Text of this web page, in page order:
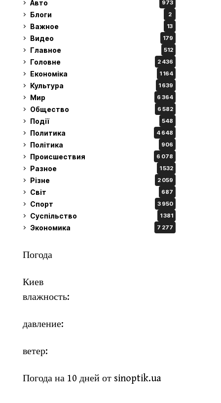
Авто 973
Блоги 2
Важное 13
Видео 179
Главное 512
Головне 2 436
Економіка 1 164
Культура 1 639
Мир 6 364
Общество 6 582
Події 548
Политика 4 648
Політика 906
Происшествия 6 078
Разное 1 532
Різне 2 059
Світ 687
Спорт 3 950
Суспільство 1 381
Экономика 7 277
Погода
Киев
влажность:
давление:
ветер:
Погода на 10 дней от sinoptik.ua